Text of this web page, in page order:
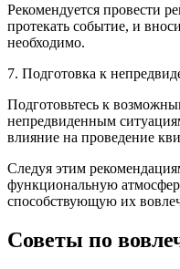
Рекомендуется провести
протекать событие, и
необходимо.
7. Подготовка к
Подготовьтесь к
непредвиденным
влияние на проведение
Следуя этим
функциональную
способствующую их
Советы по